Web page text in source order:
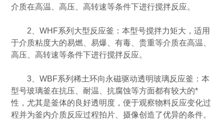
介质在高温、高压、高转速等条件下进行搅拌反应。
2、WHF系列大型反应釜：本型号搅拌力矩大，适用
于介质粘度大的易燃、易爆、有毒、贵重等介质在高温、
高压、高转速等条件下进行搅拌反应。
3、WBF系列稀土环向永磁驱动透明玻璃反应釜：本
型号玻璃釜在抗压、耐温、抗腐蚀等方面都有较大的*
性，尤其是釜体的良好透明度，便于观察物料反应变化过
程并为釜内介质反应过程拍片、摄像创造了优异的条件。